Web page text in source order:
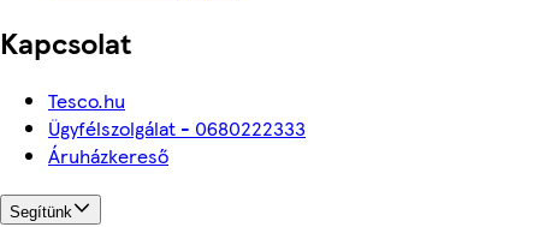
Kapcsolat
Tesco.hu
Ügyfélszolgálat - 0680222333
Áruházkereső
Segítünk